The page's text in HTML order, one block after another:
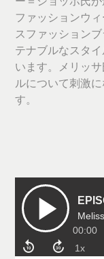
ファッションウ
スファッション
テナブルなスタ
います。メリッ
ルについて刺激
す。